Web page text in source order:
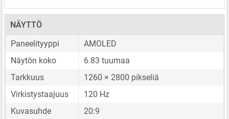
NÄYTTÖ
Paneelityyppi
AMOLED
Näytön koko
6.83 tuumaa
Tarkkuus
1260 × 2800 pikseliä
Virkistystaajuus
120 Hz
Kuvasuhde
20:9